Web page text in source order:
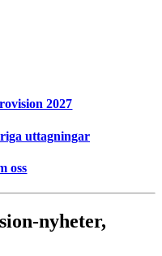
2027
uttagningar
oss
nyheter,